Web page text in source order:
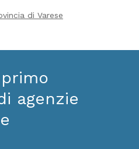
di Varese
agenzie